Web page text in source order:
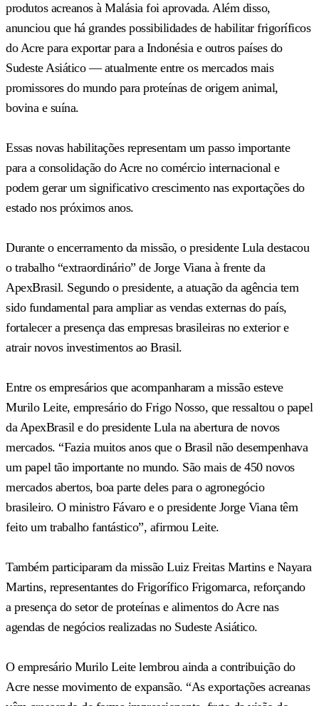
produtos acreanos à Malásia foi aprovada. Além disso,
anunciou que há grandes possibilidades de habilitar frigoríficos
do Acre para exportar para a Indonésia e outros países do
Sudeste Asiático — atualmente entre os mercados mais
promissores do mundo para proteínas de origem animal,
bovina e suína.
Essas novas habilitações representam um passo importante
para a consolidação do Acre no comércio internacional e
podem gerar um significativo crescimento nas exportações do
estado nos próximos anos.
Durante o encerramento da missão, o presidente Lula destacou
o trabalho “extraordinário” de Jorge Viana à frente da
ApexBrasil. Segundo o presidente, a atuação da agência tem
sido fundamental para ampliar as vendas externas do país,
fortalecer a presença das empresas brasileiras no exterior e
atrair novos investimentos ao Brasil.
Entre os empresários que acompanharam a missão esteve
Murilo Leite, empresário do Frigo Nosso, que ressaltou o papel
da ApexBrasil e do presidente Lula na abertura de novos
mercados. “Fazia muitos anos que o Brasil não desempenhava
um papel tão importante no mundo. São mais de 450 novos
mercados abertos, boa parte deles para o agronegócio
brasileiro. O ministro Fávaro e o presidente Jorge Viana têm
feito um trabalho fantástico”, afirmou Leite.
Também participaram da missão Luiz Freitas Martins e Nayara
Martins, representantes do Frigorífico Frigomarca, reforçando
a presença do setor de proteínas e alimentos do Acre nas
agendas de negócios realizadas no Sudeste Asiático.
O empresário Murilo Leite lembrou ainda a contribuição do
Acre nesse movimento de expansão. “As exportações acreanas